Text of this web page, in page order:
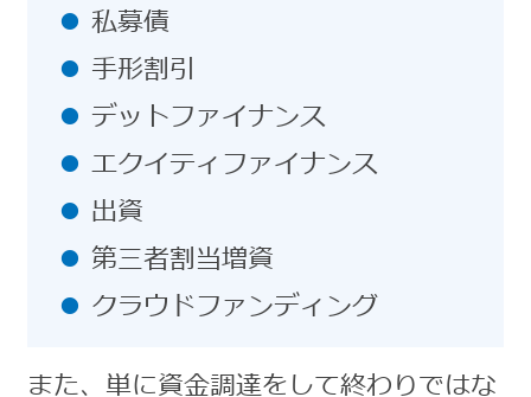
私募債
手形割引
デットファイナンス
エクイティファイナンス
出資
第三者割当増資
クラウドファンディング
また、単に資金調達をして終わりではな